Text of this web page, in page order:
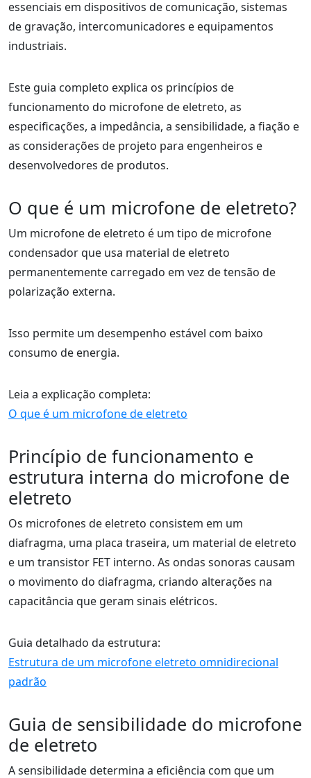
essenciais em dispositivos de comunicação, sistemas
de gravação, intercomunicadores e equipamentos
industriais.
Este guia completo explica os princípios de
funcionamento do microfone de eletreto, as
especificações, a impedância, a sensibilidade, a fiação e
as considerações de projeto para engenheiros e
desenvolvedores de produtos.
O que é um microfone de eletreto?
Um microfone de eletreto é um tipo de microfone
condensador que usa material de eletreto
permanentemente carregado em vez de tensão de
polarização externa.
Isso permite um desempenho estável com baixo
consumo de energia.
Leia a explicação completa:
O que é um microfone de eletreto
Princípio de funcionamento e
estrutura interna do microfone de
eletreto
Os microfones de eletreto consistem em um
diafragma, uma placa traseira, um material de eletreto
e um transistor FET interno. As ondas sonoras causam
o movimento do diafragma, criando alterações na
capacitância que geram sinais elétricos.
Guia detalhado da estrutura:
Estrutura de um microfone eletreto omnidirecional
padrão
Guia de sensibilidade do microfone
de eletreto
A sensibilidade determina a eficiência com que um